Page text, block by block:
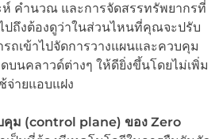
ห์ คำนวณ และการจัดสรรทรัพยากรที่
ปถึงต้องดูว่าในส่วนไหนที่คุณจะปรับ
รถเข้าไปจัดการวางแผนและควบคุม
บนคลาวด์ต่างๆ ให้ดียิ่งขึ้นโดยไม่เพิ่ม
ายแอบแฝง
คุม (control plane) ของ Zero